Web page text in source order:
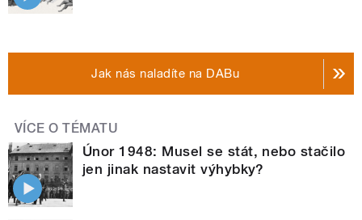
Jak nás naladíte na DABu
VÍCE O TÉMATU
Únor 1948: Musel se stát, nebo stačilo
jen jinak nastavit výhybky?